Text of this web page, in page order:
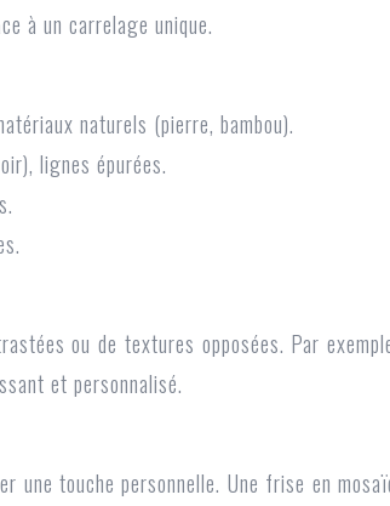
à un carrelage unique.
naturels (pierre, bambou).
lignes épurées.
ou de textures opposées. Par
et personnalisé.
touche personnelle. Une frise en